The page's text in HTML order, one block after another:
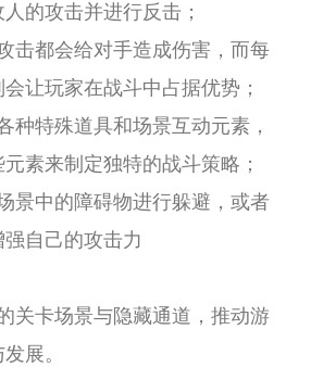
的攻击并进行反击；
击都会给对手造成伤害，而每
让玩家在战斗中占据优势；
种特殊道具和场景互动元素，
素来制定独特的战斗策略；
景中的障碍物进行躲避，或者
自己的攻击力
关卡场景与隐藏通道，推动游
展。